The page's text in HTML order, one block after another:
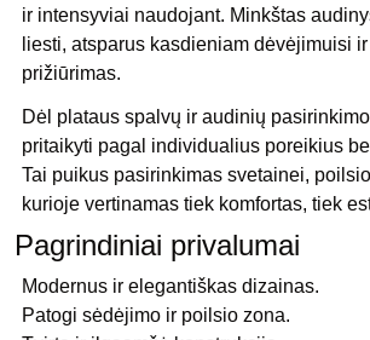
ir intensyviai naudojant. Minkštas
liesti, atsparus kasdieniam dėvėjimuisi
prižiūrimas.
Dėl plataus spalvų ir audinių
pritaikyti pagal individualius poreikius
Tai puikus pasirinkimas svetainei,
kurioje vertinamas tiek komfortas, tiek
Pagrindiniai privalumai
Modernus ir elegantiškas dizainas.
Patogi sėdėjimo ir poilsio zona.